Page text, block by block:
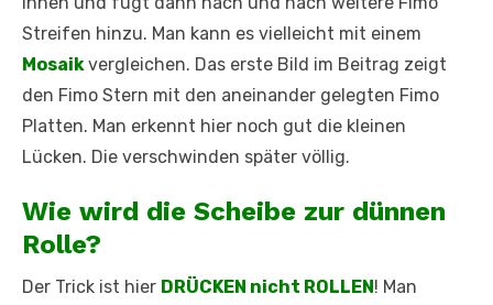
Streifen hinzu. Man kann es vielleicht mit einem
Mosaikvergleichen. Das erste Bild im Beitrag zeigt
den Fimo Stern mit den aneinander gelegten Fimo
Platten. Man erkennt hier noch gut die kleinen
Lücken. Die verschwinden später völlig.
Wie wird die Scheibe zur dünnen
Rolle?
Der Trick ist hier DRÜCKEN nicht ROLLEN! Man